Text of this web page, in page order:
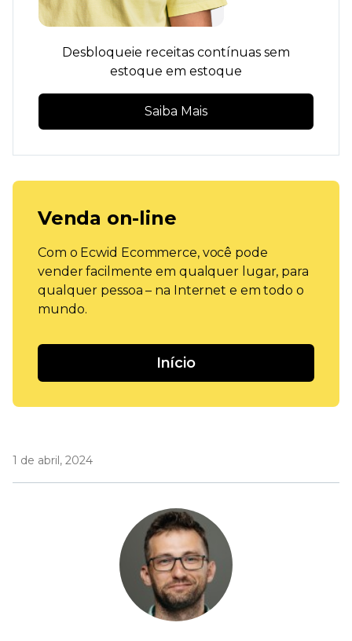
Desbloqueie receitas contínuas sem
estoque em estoque
Saiba Mais
Venda on-line
Com o Ecwid Ecommerce, você pode
vender facilmente em qualquer lugar, para
qualquer pessoa – na Internet e em todo o
mundo.
Início
1 de abril, 2024